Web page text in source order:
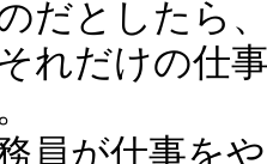
だとしたら
れだけの仕
員が仕事を